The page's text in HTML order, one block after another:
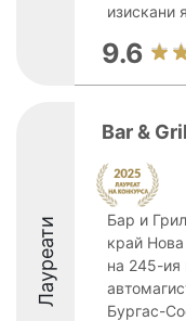
изискани
9.6
Лауреати
Bar &
Бар и
край
на 245-ия
Бургас-